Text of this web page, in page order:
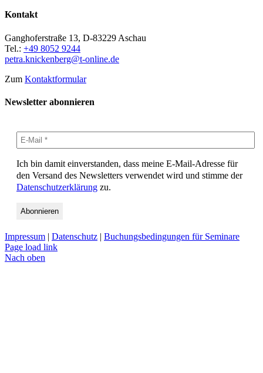
Kontakt
Ganghoferstraße 13, D-83229 Aschau
Tel.: +49 8052 9244
petra.knickenberg@t-online.de
Zum Kontaktformular
Newsletter abonnieren
Ich bin damit einverstanden, dass meine E-Mail-Adresse für
den Versand des Newsletters verwendet wird und stimme der
Datenschutzerklärung zu.
Impressum | Datenschutz | Buchungsbedingungen für Seminare
Page load link
Nach oben